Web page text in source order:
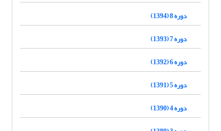
دوره 8 (1394)
دوره 7 (1393)
دوره 6 (1392)
دوره 5 (1391)
دوره 4 (1390)